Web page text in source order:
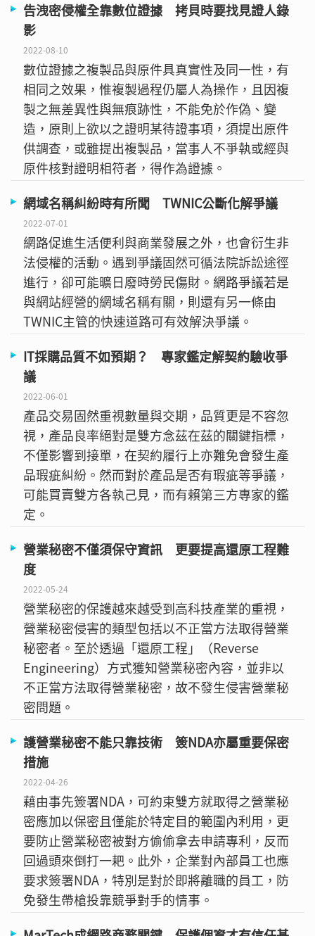
告洩密侵權全靠數位證據 拷貝時要找見證人錄
影
2022-08-10
數位證據之複製品與原件具真實性及同一性，有
相同之效果，惟複製過程仍屬人為操作，且因複
製之無差異性與無痕跡性，不能免於作偽、變
造，原則上欲以之證明某待證事項，須提出原件
供調查，或雖提出複製品，當事人不爭執或經與
原件核對證明相符者，得作為證據。
網域名稱糾紛時有所聞 TWNIC公斷化解爭議
2022-07-01
網路促進生活便利與商業發展之外，也會衍生非
法侵權的活動。遇到爭議固然可循法院訴訟途徑
進行，卻可能曠日廢時勞民傷財。網路爭議若是
與網站經營的網域名稱有關，則還有另一條由
TWNIC主管的快速道路可有效解決爭議。
IT採購品質不如預期？ 專家鑑定解契約驗收爭
議
2022-06-01
產品交易固然重視數量與交期，品質更是不容忽
視，產品良率絕對是雙方念茲在茲的關鍵指標，
不僅影響到接單，在契約履行上亦難免會發生產
品瑕疵糾紛。然而對於產品是否有瑕疵等爭議，
可能買賣雙方各執己見，而有賴第三方專家的鑑
定。
營業秘密不僅須保守資訊 更要提高還原工程難
度
2022-05-24
營業秘密的保護越來越受到高科技產業的重視，
營業秘密侵害的類型包括以不正當方法取得營業
秘密者。至於透過「還原工程」（Reverse
Engineering）方式獲知營業秘密內容，並非以
不正當方法取得營業秘密，故不發生侵害營業秘
密問題。
護營業秘密不能只靠技術 簽NDA亦屬重要保密
措施
2022-04-26
藉由事先簽署NDA，可約束雙方就取得之營業秘
密應加以保密且僅能於特定目的範圍內利用，更
要防止營業秘密被對方偷偷拿去申請專利，反而
回過頭來倒打一耙。此外，企業對內部員工也應
要求簽署NDA，特別是對於即將離職的員工，防
免發生帶槍投靠競爭對手的情事。